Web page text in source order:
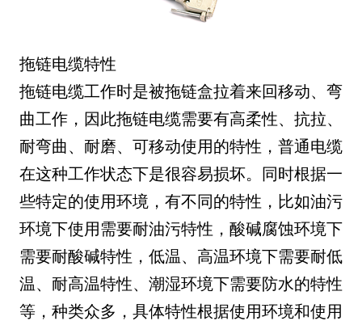
拖链电缆特性
拖链电缆工作时是被拖链盒拉着来回移动、弯
曲工作，因此拖链电缆需要有高柔性、抗拉、
耐弯曲、耐磨、可移动使用的特性，普通电缆
在这种工作状态下是很容易损坏。同时根据一
些特定的使用环境，有不同的特性，比如油污
环境下使用需要耐油污特性，酸碱腐蚀环境下
需要耐酸碱特性，低温、高温环境下需要耐低
温、耐高温特性、潮湿环境下需要防水的特性
等，种类众多，具体特性根据使用环境和使用